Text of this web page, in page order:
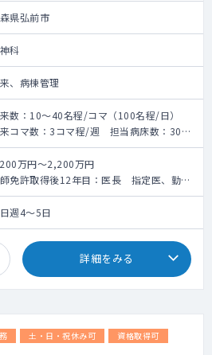
県弘前市
科
、病棟管理
数：10～40名程/コマ（100名程/日）
コマ数：3コマ程/週 担当病床数：30～
搬入数：162台（時間外）
神科スーパー救急病棟をもつ精神科単科
での外来と病棟管理メインのご勤務で
子カルテ（メーカー：アルファ）
定医未取得の方の担当病床数は15床程。
者層（専門的な医療も行っております。
入院も多いです）
）
万円～2,200万円
免許取得後12年目：医長 指定医、勤続
超 約2,300万円
免許取得後7年目：指定医、勤続5年超
万円
免許取得後6年目：指定医、勤続5年超
1,900万円
免許取得後5年目：指定医 約1,800万円
免許取得5年目の場合：非指定医 約
週4～5日
詳細をみる
土・日・祝休み可 資格取得可